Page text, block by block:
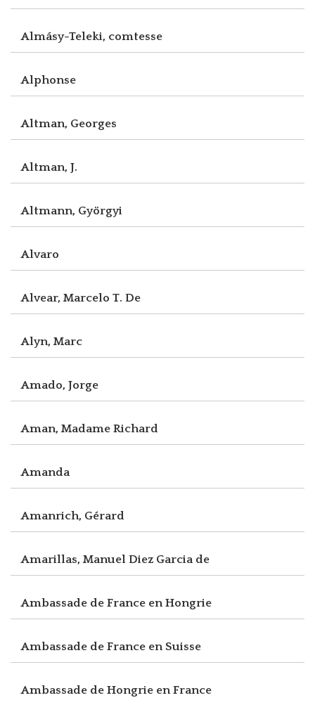
Almásy-Teleki, comtesse
Alphonse
Altman, Georges
Altman, J.
Altmann, Györgyi
Alvaro
Alvear, Marcelo T. De
Alyn, Marc
Amado, Jorge
Aman, Madame Richard
Amanda
Amanrich, Gérard
Amarillas, Manuel Diez Garcia de
Ambassade de France en Hongrie
Ambassade de France en Suisse
Ambassade de Hongrie en France